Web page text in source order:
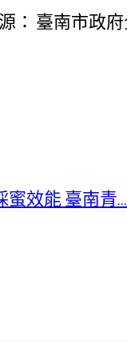
： 臺南市政
蜜效能 臺南青